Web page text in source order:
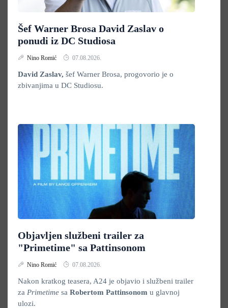
Šef Warner Brosa David Zaslav o
ponudi iz DC Studiosa
Nino Romić 07.08.2026.
David Zaslav, šef Warner Brosa, progovorio je o
zbivanjima u DC Studiosu.
Objavljen službeni trailer za
"Primetime" sa Pattinsonom
Nino Romić 07.08.2026.
Nakon kratkog teasera, A24 je objavio i službeni trailer
za Primetime sa Robertom Pattinsonom u glavnoj
ulozi.